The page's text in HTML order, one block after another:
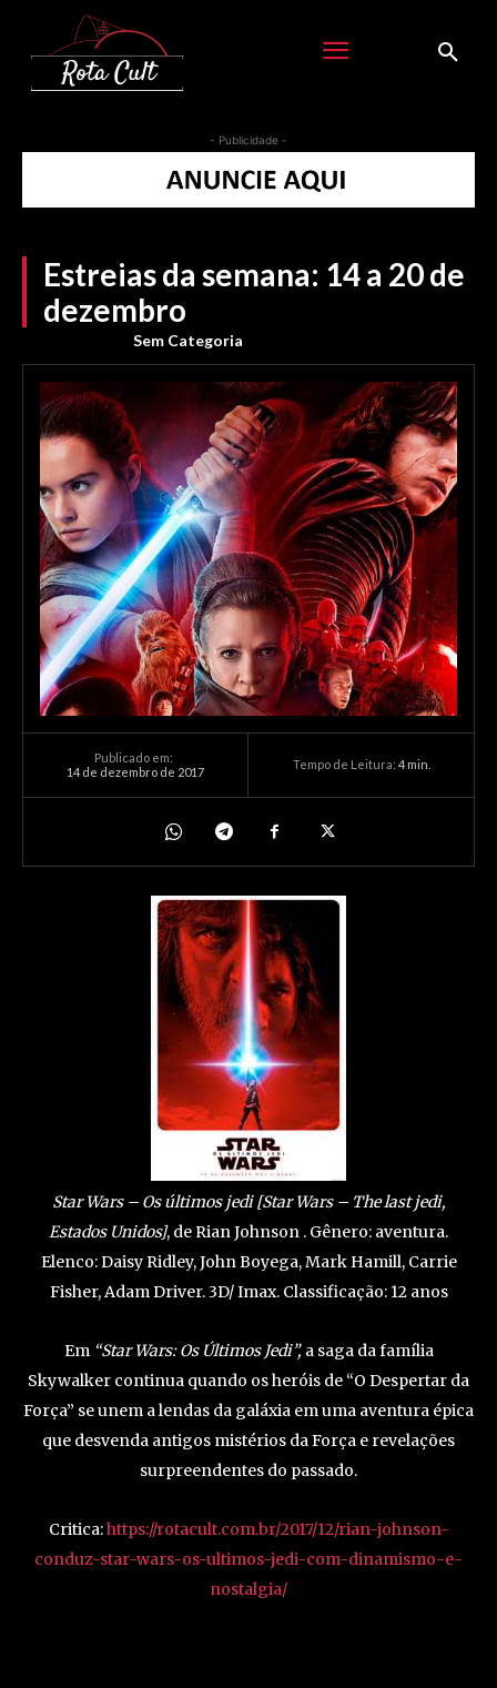
- Publicidade -
Estreias da semana: 14 a 20 de
dezembro
Sem Categoria
Publicado em:
14 de dezembro de 2017
Tempo de Leitura: 4min.
Star Wars – Os últimos jedi [Star Wars – The last jedi,
Estados Unidos], de Rian Johnson . Gênero: aventura.
Elenco: Daisy Ridley, John Boyega, Mark Hamill, Carrie
Fisher, Adam Driver. 3D/ Imax. Classificação: 12 anos
Em“Star Wars: Os Últimos Jedi”,a saga da família
Skywalker continua quando os heróis de “O Despertar da
Força” se unem a lendas da galáxia em uma aventura épica
que desvenda antigos mistérios da Força e revelações
surpreendentes do passado.
Critica:https://rotacult.com.br/2017/12/rian-johnson-
conduz-star-wars-os-ultimos-jedi-com-dinamismo-e-
nostalgia/